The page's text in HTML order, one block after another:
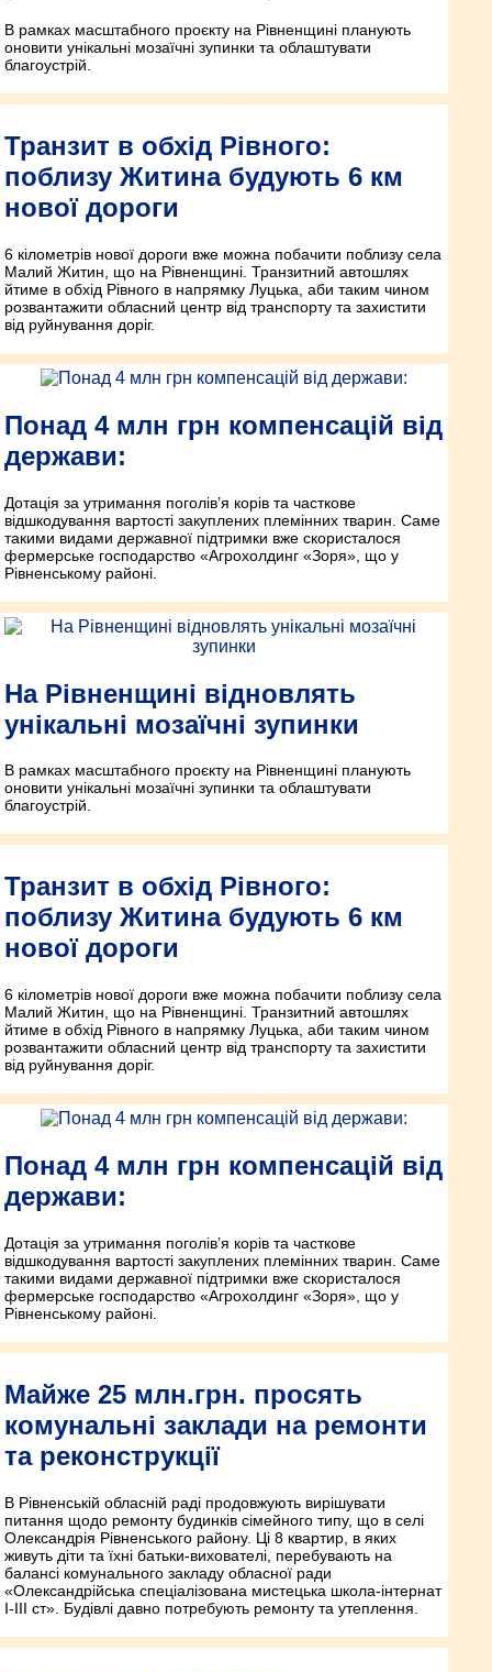
В рамках масштабного проєкту на Рівненщині планують
оновити унікальні мозаїчні зупинки та облаштувати
благоустрій.
Транзит в обхід Рівного:
поблизу Житина будують 6 км
нової дороги
6 кілометрів нової дороги вже можна побачити поблизу села
Малий Житин, що на Рівненщині. Транзитний автошлях
йтиме в обхід Рівного в напрямку Луцька, аби таким чином
розвантажити обласний центр від транспорту та захистити
від руйнування доріг.
Понад 4 млн грн компенсацій від
держави:
Дотація за утримання поголів’я корів та часткове
відшкодування вартості закуплених племінних тварин. Саме
такими видами державної підтримки вже скористалося
фермерське господарство «Агрохолдинг «Зоря», що у
Рівненському районі.
На Рівненщині відновлять
унікальні мозаїчні зупинки
В рамках масштабного проєкту на Рівненщині планують
оновити унікальні мозаїчні зупинки та облаштувати
благоустрій.
Транзит в обхід Рівного:
поблизу Житина будують 6 км
нової дороги
6 кілометрів нової дороги вже можна побачити поблизу села
Малий Житин, що на Рівненщині. Транзитний автошлях
йтиме в обхід Рівного в напрямку Луцька, аби таким чином
розвантажити обласний центр від транспорту та захистити
від руйнування доріг.
Понад 4 млн грн компенсацій від
держави:
Дотація за утримання поголів’я корів та часткове
відшкодування вартості закуплених племінних тварин. Саме
такими видами державної підтримки вже скористалося
фермерське господарство «Агрохолдинг «Зоря», що у
Рівненському районі.
Майже 25 млн.грн. просять
комунальні заклади на ремонти
та реконструкції
В Рівненській обласній раді продовжують вирішувати
питання щодо ремонту будинків сімейного типу, що в селі
Олександрія Рівненського району. Ці 8 квартир, в яких
живуть діти та їхні батьки-вихователі, перебувають на
балансі комунального закладу обласної ради
«Олександрійська спеціалізована мистецька школа-інтернат
І-ІІІ ст». Будівлі давно потребують ремонту та утеплення.